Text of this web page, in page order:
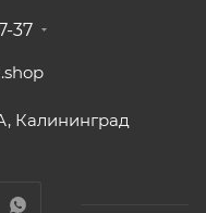
37
Калининград